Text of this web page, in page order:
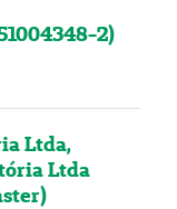
2)
Ltda,
Ltda